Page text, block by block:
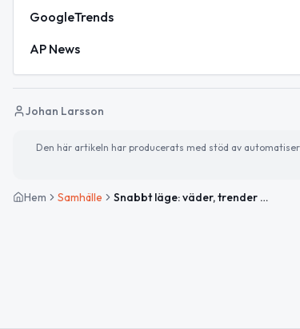
GoogleTrends
AP News
Johan Larsson
Den här artikeln har producerats med stöd av
Hem Samhälle Snabbt läge: väder, trender och kvällens stora nyhet